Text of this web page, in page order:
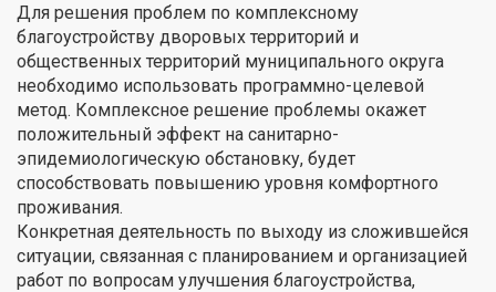
Для решения проблем по комплексному
благоустройству дворовых территорий и
общественных территорий муниципального округа
необходимо использовать программно-целевой
метод. Комплексное решение проблемы окажет
положительный эффект на санитарно-
эпидемиологическую обстановку, будет
способствовать повышению уровня комфортного
проживания.
Конкретная деятельность по выходу из сложившейся
ситуации, связанная с планированием и организацией
работ по вопросам улучшения благоустройства,